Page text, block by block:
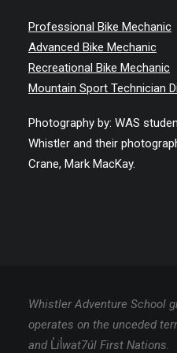
Professional Bike Mechanic
Advanced Bike Mechanic
Recreational Bike Mechanic
Mountain Sport Technician
Photography by: WAS
Whistler and their
Crane, Mark MacKay.
Whistler Adventure School
operates on the unceded
and L̓il̓wat7úl First Nations.